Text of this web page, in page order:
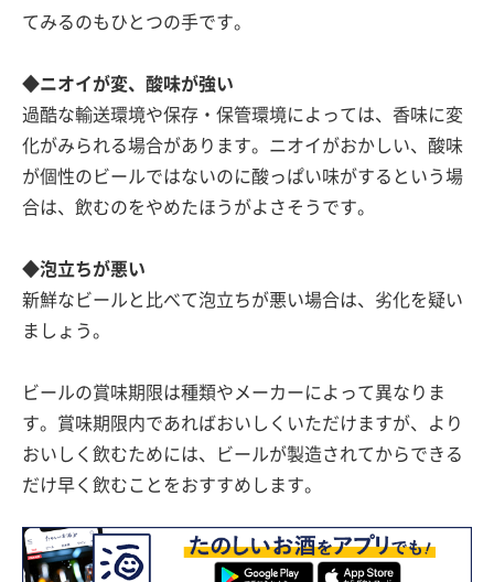
てみるのもひとつの手です。
◆ニオイが変、酸味が強い
過酷な輸送環境や保存・保管環境によっては、香味に変
化がみられる場合があります。ニオイがおかしい、酸味
が個性のビールではないのに酸っぱい味がするという場
合は、飲むのをやめたほうがよさそうです。
◆泡立ちが悪い
新鮮なビールと比べて泡立ちが悪い場合は、劣化を疑い
ましょう。
ビールの賞味期限は種類やメーカーによって異なりま
す。賞味期限内であればおいしくいただけますが、より
おいしく飲むためには、ビールが製造されてからできる
だけ早く飲むことをおすすめします。